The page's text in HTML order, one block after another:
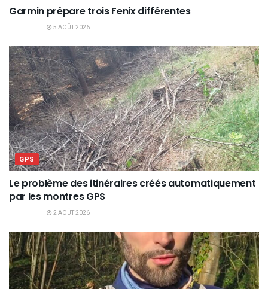
Garmin prépare trois Fenix différentes
5 AOÛT 2026
GPS
Le problème des itinéraires créés automatiquement
par les montres GPS
2 AOÛT 2026